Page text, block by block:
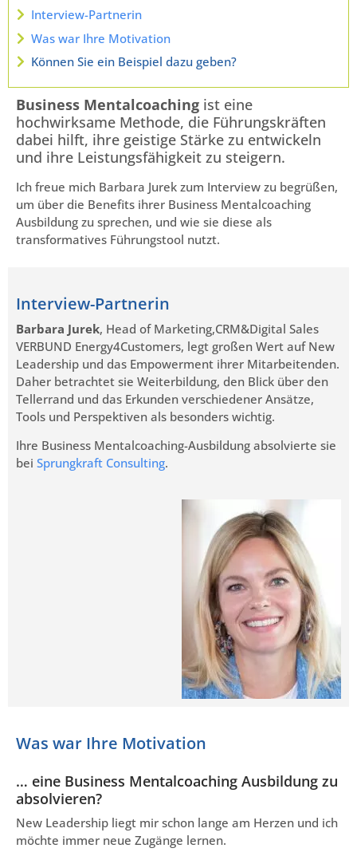
Interview-Partnerin
Was war Ihre Motivation
Können Sie ein Beispiel dazu geben?
Business Mentalcoaching ist eine
hochwirksame Methode, die Führungskräften
dabei hilft, ihre geistige Stärke zu entwickeln
und ihre Leistungsfähigkeit zu steigern.
Ich freue mich Barbara Jurek zum Interview zu begrüßen,
um über die Benefits ihrer Business Mentalcoaching
Ausbildung zu sprechen, und wie sie diese als
transformatives Führungstool nutzt.
Interview-Partnerin
Barbara Jurek, Head of Marketing,CRM&Digital Sales
VERBUND Energy4Customers, legt großen Wert auf New
Leadership und das Empowerment ihrer Mitarbeitenden.
Daher betrachtet sie Weiterbildung, den Blick über den
Tellerrand und das Erkunden verschiedener Ansätze,
Tools und Perspektiven als besonders wichtig.
Ihre Business Mentalcoaching-Ausbildung absolvierte sie
bei Sprungkraft Consulting.
Was war Ihre Motivation
… eine Business Mentalcoaching Ausbildung zu
absolvieren?
New Leadership liegt mir schon lange am Herzen und ich
möchte immer neue Zugänge lernen.